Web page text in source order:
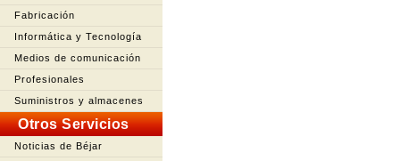
Fabricación
Informática y Tecnología
Medios de comunicación
Profesionales
Suministros y almacenes
Otros Servicios
Noticias de Béjar